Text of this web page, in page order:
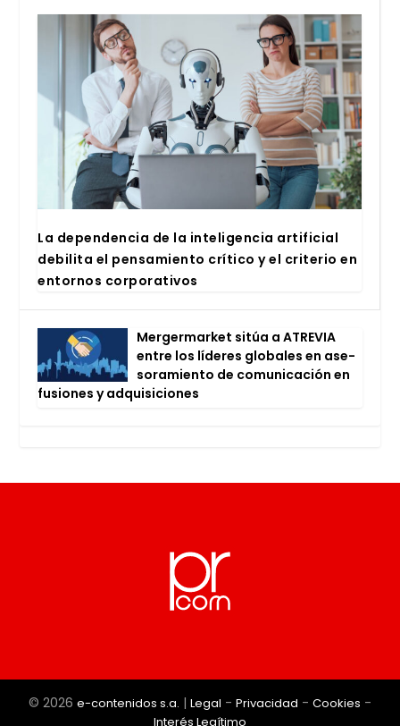
La depen­den­cia de la inte­li­gen­cia arti­fi­cial
debi­li­ta el pen­sa­mien­to crí­ti­co y el cri­te­rio en
entor­nos cor­po­ra­ti­vos
Mer­ger­mar­ket sitúa a ATRE­VIA
entre los líde­res glo­ba­les en ase­
so­ra­mien­to de comu­ni­ca­ción en
fusio­nes y adqui­si­cio­nes
© 2026 e-contenidos s.a. | Legal - Privacidad - Cookies -
Interés Legítimo